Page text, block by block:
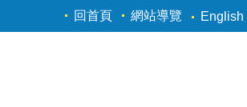
跳到主要內容區塊
回首頁 網站導覽 English